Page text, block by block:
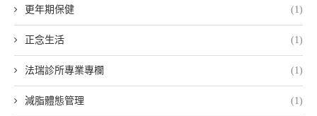
更年期保健 (1)
正念生活 (1)
法瑞診所專業專欄 (1)
減脂體態管理 (1)